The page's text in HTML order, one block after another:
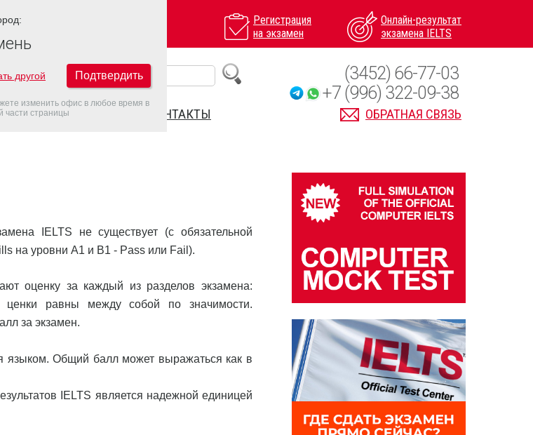
Регистрация
на экзамен
Онлайн-результат
экзамена IELTS
ДАТЫ IELTS 2022 КОНТАКТЫ ОБРАТНАЯ СВЯЗЬ
(3452) 66-77-03
+7 (996) 322-09-38
IELTS не существует (с обязательной
на уровни А1 и В1 - Pass или Fail).
оценку за каждый из разделов экзамена:
равны между собой по значимости.
за экзамен.
языком. Общий балл может выражаться как в
IELTS является надежной единицей
другой Подтвердить
изменить офис в любое время в
части страницы